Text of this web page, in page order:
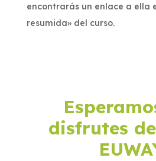
encontrarás un enlace a ella
resumida» del curso.
disfrutes